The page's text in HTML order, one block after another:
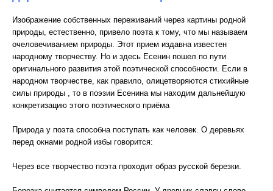
Изображение собственных переживаний через картины родной
природы, естественно, привело поэта к тому, что мы называем
очеловечиванием природы. Этот прием издавна известен
народному творчеству. Но и здесь Есенин пошел по пути
оригинального развития этой поэтической способности. Если в
народном творчестве, как правило, олицетворяются стихийные
силы природы , то в поэзии Есенина мы находим дальнейшую
конкретизацию этого поэтического приёма
Природа у поэта способна поступать как человек. О деревьях
перед окнами родной избы говорится:
Через все творчество поэта проходит образ русской березки.